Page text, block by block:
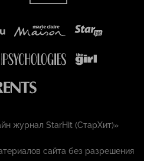
журнал StarHit (СтарХит)»
сайта без разрешения